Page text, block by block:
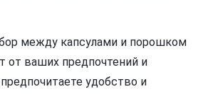
между капсулами и порошком
от ваших предпочтений и
удобство и